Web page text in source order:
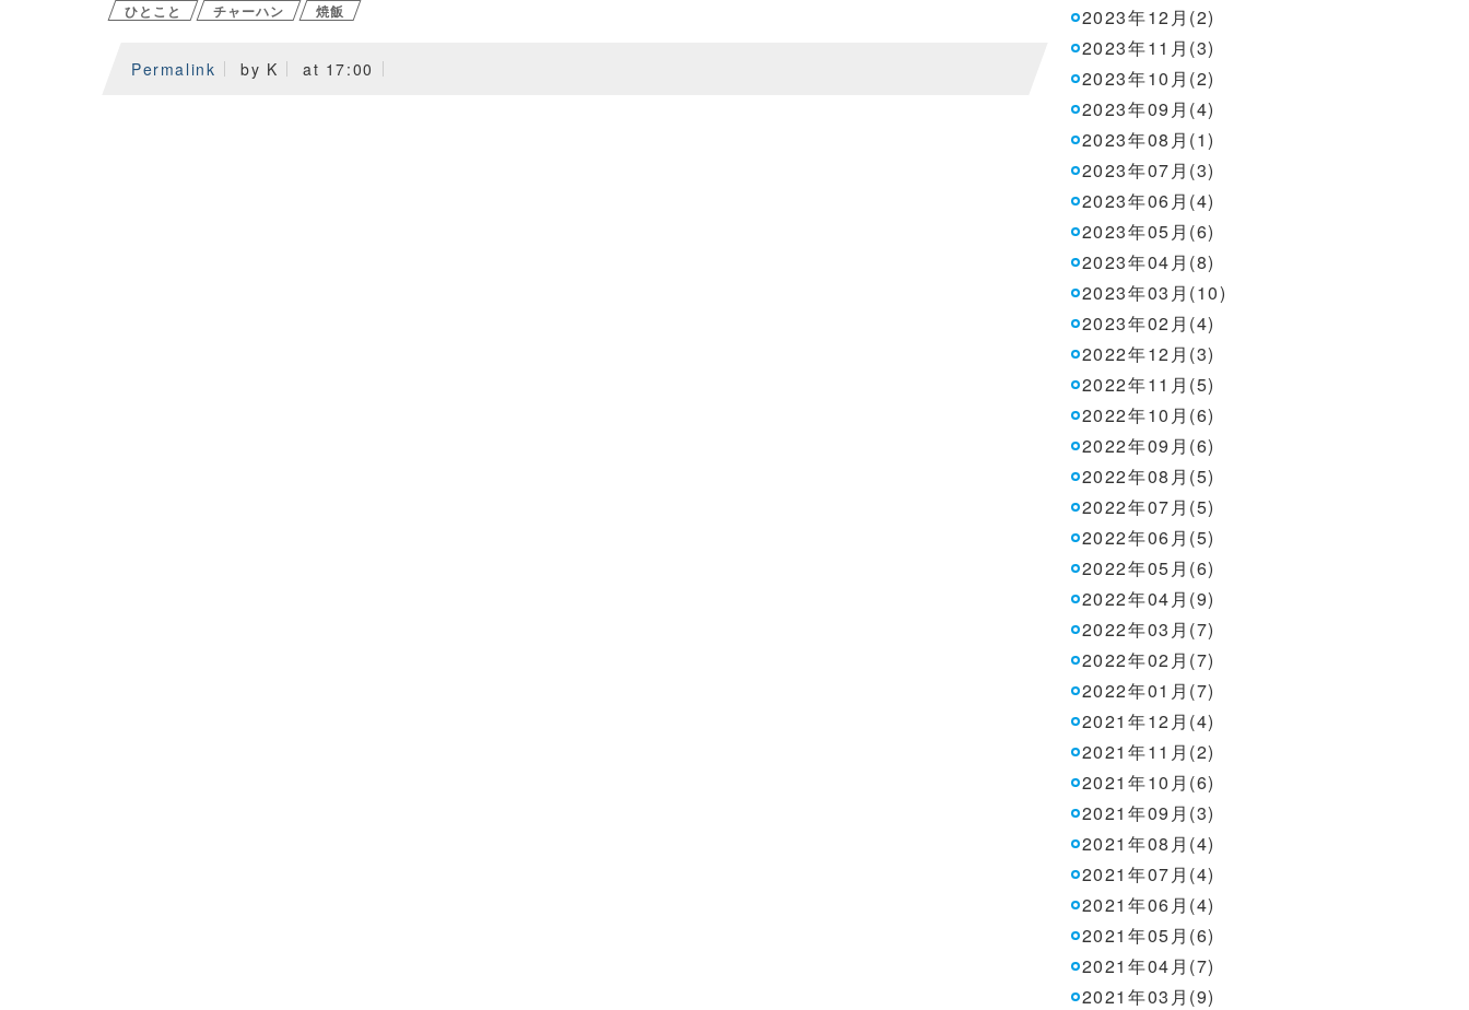
ひとこと チャーハン 焼飯
Permalink by K at 17:00
2023年12月(2)
2023年11月(3)
2023年10月(2)
2023年09月(4)
2023年08月(1)
2023年07月(3)
2023年06月(4)
2023年05月(6)
2023年04月(8)
2023年03月(10)
2023年02月(4)
2022年12月(3)
2022年11月(5)
2022年10月(6)
2022年09月(6)
2022年08月(5)
2022年07月(5)
2022年06月(5)
2022年05月(6)
2022年04月(9)
2022年03月(7)
2022年02月(7)
2022年01月(7)
2021年12月(4)
2021年11月(2)
2021年10月(6)
2021年09月(3)
2021年08月(4)
2021年07月(4)
2021年06月(4)
2021年05月(6)
2021年04月(7)
2021年03月(9)